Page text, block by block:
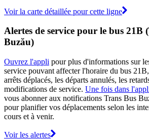
Voir la carte détaillée pour cette ligne
Alertes de service pour le bus 21B
Buzău)
Ouvrez l'appli pour plus d'informations sur
service pouvant affecter l'horaire du bus
arrêts déplacés, les départs annulés, les
modifications de service. Une fois dans
vous abonner aux notifications Trans Bus
pour planifier vos déplacements selon les
cours et à venir.
Voir les alertes